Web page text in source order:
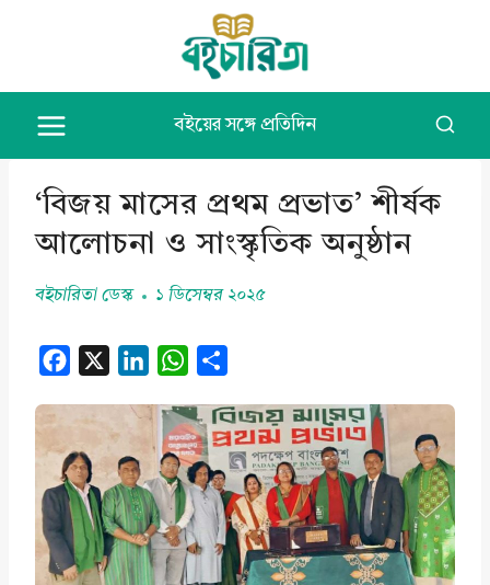
content
বইয়ের সঙ্গে প্রতিদিন
‘বিজয় মাসের প্রথম প্রভাত’ শীর্ষক
আলোচনা ও সাংস্কৃতিক অনুষ্ঠান
বইচারিতা ডেস্ক ১ ডিসেম্বর ২০২৫
c
e
b
o
o
k
n
k
e
d
I
W
a
t
s
A
p
a
r
e